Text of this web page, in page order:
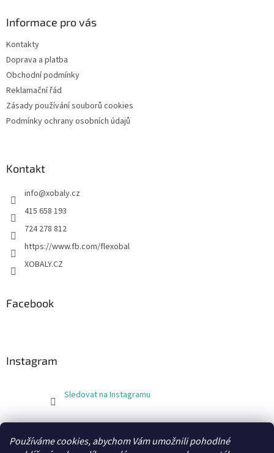
Používáme cookies, abychom Vám umožnili pohodlné
Informace pro vás
Kontakty
Doprava a platba
Obchodní podmínky
Reklamační řád
Zásady používání souborů cookies
Podmínky ochrany osobních údajů
Kontakt
info@xobaly.cz
415 658 193
724 278 812
https://www.fb.com/flexobal
XOBALY.CZ
Facebook
Instagram
Sledovat na Instagramu